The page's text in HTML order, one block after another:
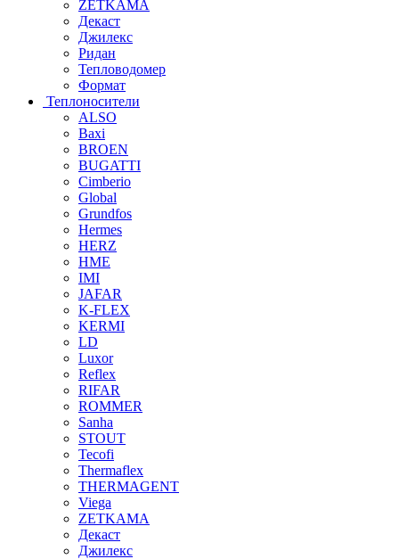
ZETKAMA
Декаст
Джилекс
Ридан
Тепловодомер
Формат
Теплоносители
ALSO
Baxi
BROEN
BUGATTI
Cimberio
Global
Grundfos
Hermes
HERZ
HME
IMI
JAFAR
K-FLEX
KERMI
LD
Luxor
Reflex
RIFAR
ROMMER
Sanha
STOUT
Tecofi
Thermaflex
THERMAGENT
Viega
ZETKAMA
Декаст
Джилекс